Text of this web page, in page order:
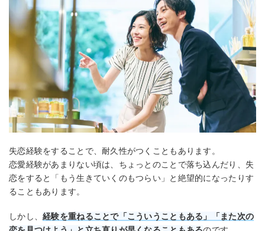
失恋経験をすることで、耐久性がつくこともあります。
恋愛経験があまりない頃は、ちょっとのことで落ち込んだり、失
恋をすると「もう生きていくのもつらい」と絶望的になったりす
ることもあります。
しかし、経験を重ねることで「こういうこともある」「また次の